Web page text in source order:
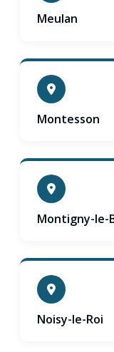
Meulan
Montesson
Montigny-le-
Noisy-le-Roi